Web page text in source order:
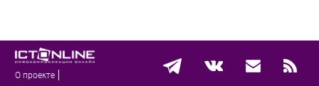
О проекте